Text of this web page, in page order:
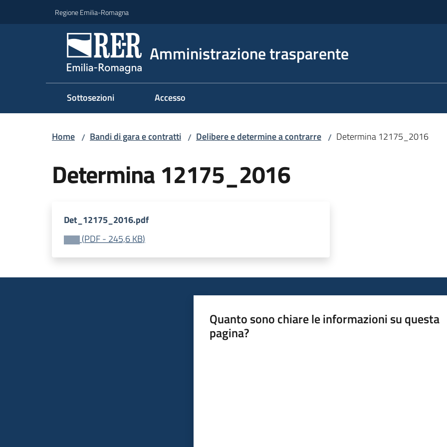
Regione Emilia-Romagna
Amministrazione trasparente
Sottosezioni Accesso
Home / Bandi di gara e contratti / Delibere e determine a contrarre / Determina 12175_2016
Determina 12175_2016
Det_12175_2016.pdf
(PDF- 245,6 KB)
Quanto sono chiare le informazioni su questa
pagina?